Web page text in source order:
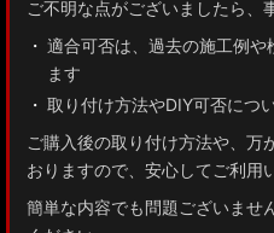
ご不明な点がございましたら、
適合可否は、過去の施工例や
ます
取り付け方法やDIY可否につ
ご購入後の取り付け方法や、万
おりますので、安心してご利用
簡単な内容でも問題ございませ